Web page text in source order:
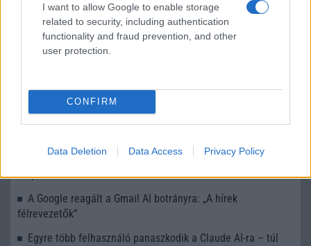
I want to allow Google to enable storage
related to security, including authentication
functionality and fraud prevention, and other
user protection.
CONFIRM
Data Deletion Data Access Privacy Policy
Android: napi 700 ezer aktiválás
Google Drive 5 gigabájt ingyen tárhellyel
Mesterséges intelligencia mobilon a Google-től
szövegek megértése
Pixel Watch 4 szivárgás: új dizájn, gyorsabb töltés és AI-
alapú funkciók
A Google reagált a Gmail AI botrányra: „A hírek
félrevezetők”
Egyre több felhasználó panaszkodik a Claude AI-ra – túl